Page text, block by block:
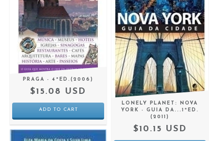
PRAGA - 4ªED.(2006)
$15.08 USD
LONELY PLANET: NOVA
YORK - GUIA DA...1ªED.
(2011)
$10.15 USD